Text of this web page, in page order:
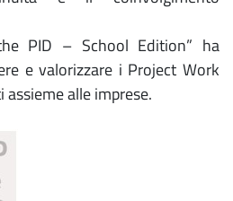
PID – School Edition” ha
e valorizzare i Project Work
alle imprese.